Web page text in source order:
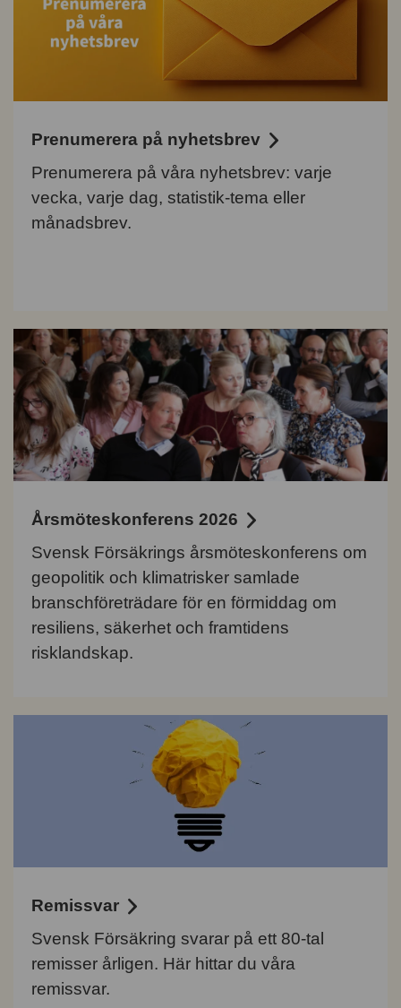
Prenumerera på nyhetsbrev
Prenumerera på våra nyhetsbrev: varje
vecka, varje dag, statistik-tema eller
månadsbrev.
Årsmöteskonferens 2026
Svensk Försäkrings årsmöteskonferens om
geopolitik och klimatrisker samlade
branschföreträdare för en förmiddag om
resiliens, säkerhet och framtidens
risklandskap.
Remissvar
Svensk Försäkring svarar på ett 80-tal
remisser årligen. Här hittar du våra
remissvar.